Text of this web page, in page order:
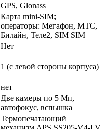
GPS, Glonass
Карта mini-SIM;
операторы: Мегафон, МТС,
Билайн, Теле2, SIM SIM
Нет
1 (с левой стороны корпуса)
нет
Две камеры по 5 Mп,
автофокус, вспышка
Термопечатающий